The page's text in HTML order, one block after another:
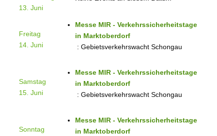
13. Juni
Freitag
14. Juni
Messe MIR - Verkehrssicherheitstage
in Marktoberdorf
: Gebietsverkehrswacht Schongau
Samstag
15. Juni
Messe MIR - Verkehrssicherheitstage
in Marktoberdorf
: Gebietsverkehrswacht Schongau
Sonntag
Messe MIR - Verkehrssicherheitstage
in Marktoberdorf